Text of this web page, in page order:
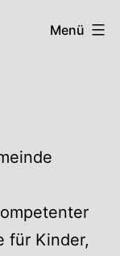
Menü
für Kinder,